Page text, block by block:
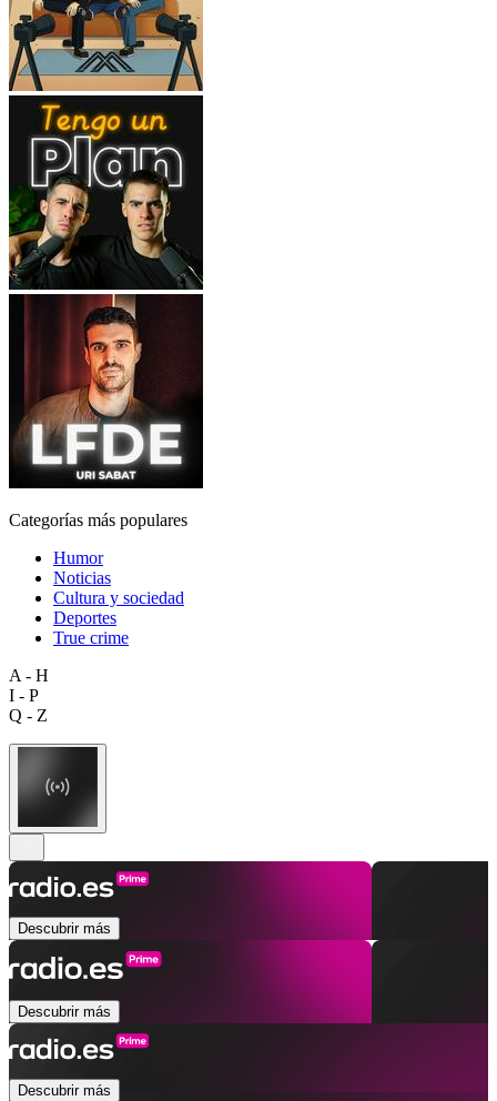
Categorías más populares
Humor
Noticias
Cultura y sociedad
Deportes
True crime
A - H
I - P
Q - Z
Descubrir más
Descubrir más
Descubrir más